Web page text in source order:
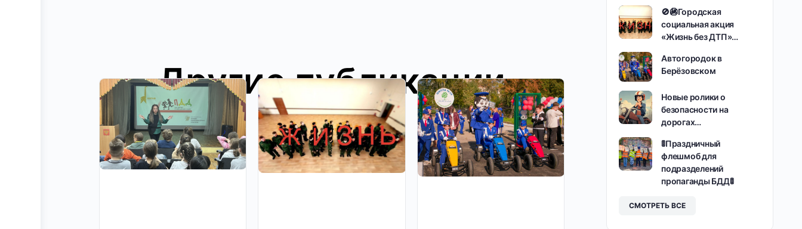
Другие публикации
🚫🚳Городская
социальная акция
«Жизнь без ДТП»…
Автогородок в
Берёзовском
Новые ролики о
безопасности на
дорогах…
🚦Праздничный
флешмоб для
подразделений
пропаганды БДД🚦
СМОТРЕТЬ ВСЕ